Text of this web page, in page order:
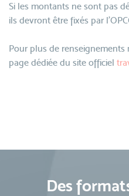
Si les montants ne sont pas
ils devront être fixés par
Pour plus de renseignements
page dédiée du site officiel
Des